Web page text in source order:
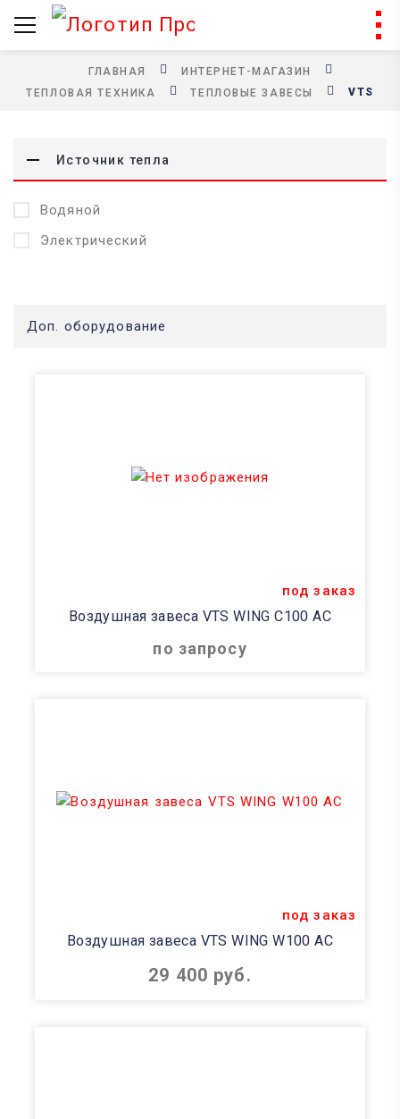
ГЛАВНАЯ
ИНТЕРНЕТ-МАГАЗИН
ТЕПЛОВАЯ ТЕХНИКА
ТЕПЛОВЫЕ ЗАВЕСЫ VTS
Источник тепла
Водяной
Электрический
Доп. оборудование
под заказ
Воздушная завеса VTS WING C100 AC
по запросу
под заказ
Воздушная завеса VTS WING W100 AC
29 400 руб.